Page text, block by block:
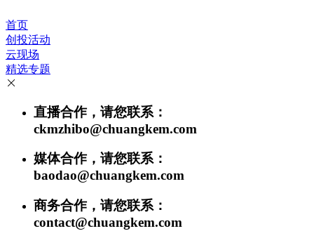
首页
创投活动
云现场
精选专题
直播合作，请您联系：
ckmzhibo@chuangkem.com
媒体合作，请您联系：
baodao@chuangkem.com
商务合作，请您联系：
contact@chuangkem.com